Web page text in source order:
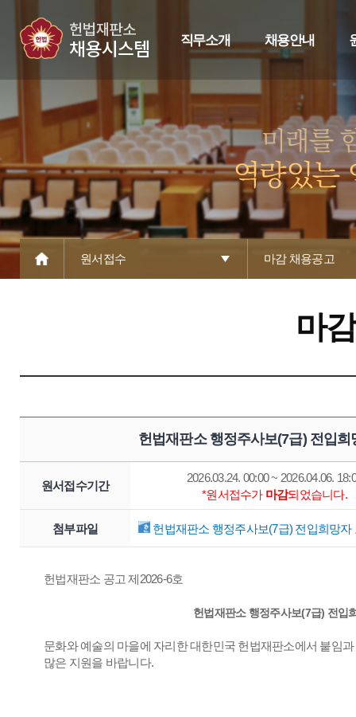
직무소개 채용안내
원서접수 마감 채용공고
마
헌법재판소 행정주사보(7급) 전입
원서접수기간
2026.03.24. 00:00 ~ 2026.04.06.
*원서접수가 마감되었습니다.
첨부파일 헌법재판소 행정주사보(7급) 전입희망
헌법재판소 공고 제2026-6호
헌법재판소 행정주사보(7급) 전입
문화와 예술의 마을에 자리한 대한민국 헌법재판소에서 붙임
많은 지원을 바랍니다.